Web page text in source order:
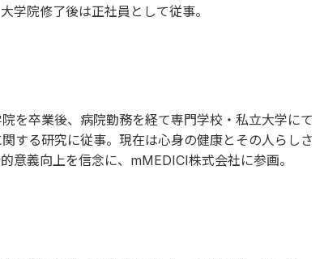
学院修了後は正社員として従事。
を卒業後、病院勤務を経て専門学校・私立大学にて
する研究に従事。現在は心身の健康とその人らしさ
意義向上を信念に、mMEDICI株式会社に参画。